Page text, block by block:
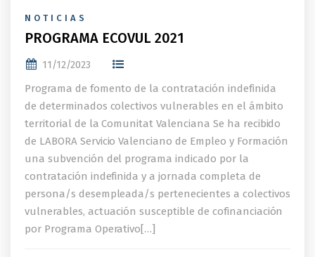
NOTICIAS
PROGRAMA ECOVUL 2021
11/12/2023
Programa de fomento de la contratación indefinida
de determinados colectivos vulnerables en el ámbito
territorial de la Comunitat Valenciana Se ha recibido
de LABORA Servicio Valenciano de Empleo y Formación
una subvención del programa indicado por la
contratación indefinida y a jornada completa de
persona/s desempleada/s pertenecientes a colectivos
vulnerables, actuación susceptible de cofinanciación
por Programa Operativo[…]